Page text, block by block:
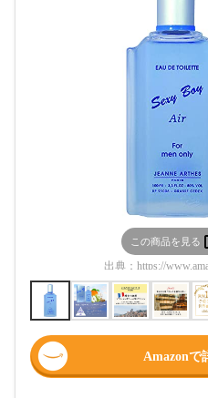
この商品を見る
出典： https://
Amazonで